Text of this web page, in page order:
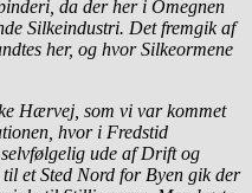
da der her i Omegnen
Silkeindustri. Det fremgik af
her, og hvor Silkeormene
Hærvej, som vi var kommet
hvor i Fredstid
ude af Drift og
et Sted Nord for Byen gik der